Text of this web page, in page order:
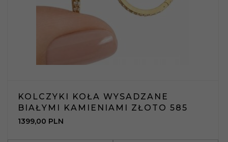
KOLCZYKI KOŁA WYSADZANE
BIAŁYMI KAMIENIAMI ZŁOTO 585
1399,00 PLN